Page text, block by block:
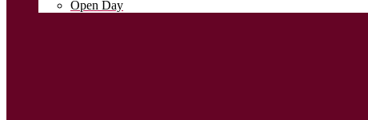
Open Day